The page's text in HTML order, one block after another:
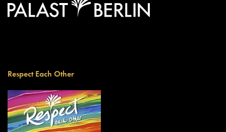
Respect Each Other